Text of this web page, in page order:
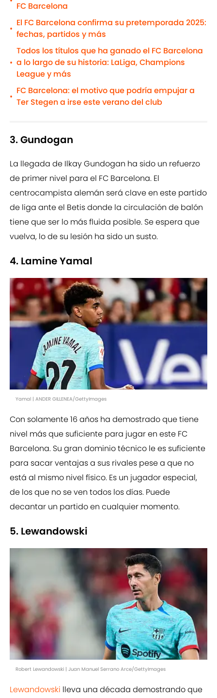
FC Barcelona
•
El FC Barcelona confirma su pretemporada 2025:
fechas, partidos y más
•
Todos los títulos que ha ganado el FC Barcelona
a lo largo de su historia: LaLiga, Champions
League y más
•
FC Barcelona: el motivo que podría empujar a
Ter Stegen a irse este verano del club
3. Gundogan
La llegada de Ilkay Gundogan ha sido un refuerzo
de primer nivel para el FC Barcelona. El
centrocampista alemán será clave en este partido
de liga ante el Betis donde la circulación de balón
tiene que ser lo más fluida posible. Se espera que
vuelva, lo de su lesión ha sido un susto.
4. Lamine Yamal
Yamal | ANDER GILLENEA/GettyImages
Con solamente 16 años ha demostrado que tiene
nivel más que suficiente para jugar en este FC
Barcelona. Su gran dominio técnico le es suficiente
para sacar ventajas a sus rivales pese a que no
está al mismo nivel físico. Es un jugador especial,
de los que no se ven todos los días. Puede
decantar un partido en cualquier momento.
5. Lewandowski
Robert Lewandowski | Juan Manuel Serrano Arce/GettyImages
Lewandowski lleva una década demostrando que